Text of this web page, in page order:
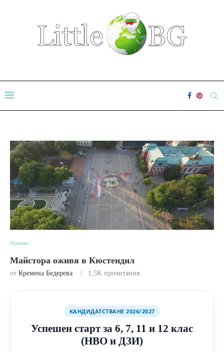
Новини
Майстора оживя в Кюстендил
от Кремена Бедерева 1,5K прочитания
КАНДИДАТСТВАНЕ 2026/2027
Успешен старт за 6, 7, 11 и 12 клас
(НВО и ДЗИ)